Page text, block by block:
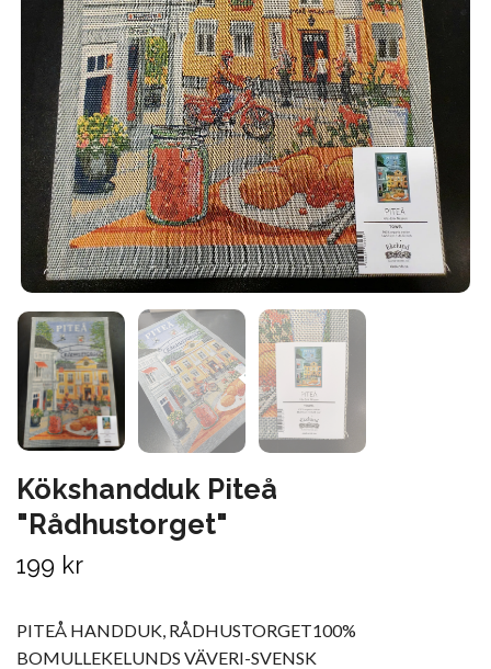
Kökshandduk Piteå
"Rådhustorget"
199 kr
PITEÅ HANDDUK, RÅDHUSTORGET100%
BOMULLEKELUNDS VÄVERI-SVENSK